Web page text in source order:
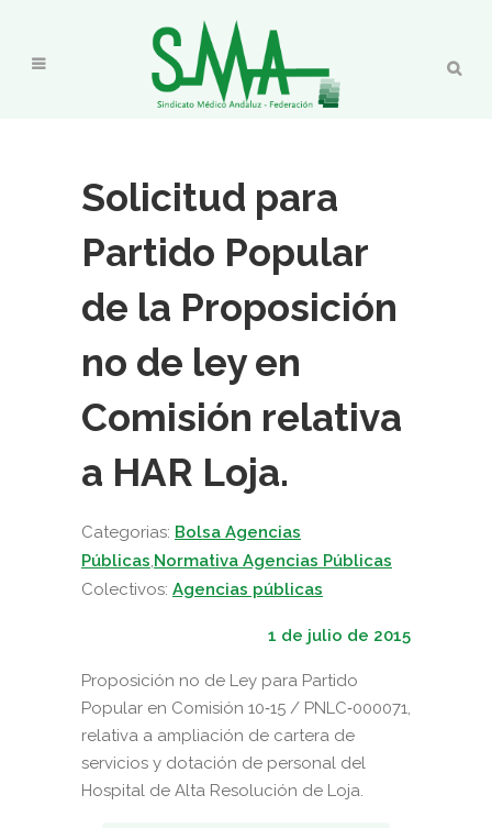
Solicitud para
Partido Popular
de la Proposición
no de ley en
Comisión relativa
a HAR Loja.
Categorias: Bolsa Agencias
Públicas,Normativa Agencias Públicas
Colectivos: Agencias públicas
1 de julio de 2015
Proposición no de Ley para Partido
Popular en Comisión 10‐15 / PNLC‐000071,
relativa a ampliación de cartera de
servicios y dotación de personal del
Hospital de Alta Resolución de Loja.